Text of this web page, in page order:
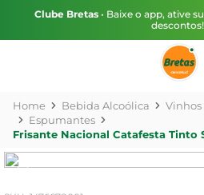
Clube Bretas • Baixe o app, ative
descontos!
Bebida Alcoólica
Vinhos
Espumantes
Frisante Nacional Catafesta Tinto